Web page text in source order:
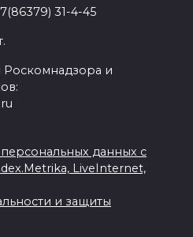
31-4-45
Роскомнадзора и
данных с
LiveInternet,
и защиты